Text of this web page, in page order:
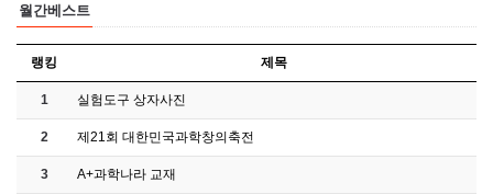
월간베스트
랭킹 제목
1 실험도구 상자사진
2 제21회 대한민국과학창의축전
3 A+과학나라 교재